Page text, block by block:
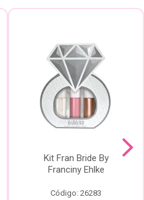
Kit Fran Bride By
Franciny Ehlke
Código: 26283